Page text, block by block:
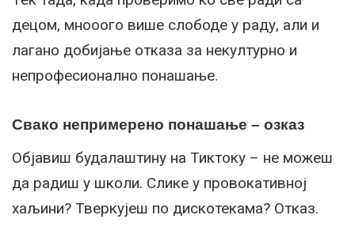
децом, мнооого више слободе у раду, али и
лагано добијање отказа за некултурно и
непрофесионално понашање.
Свако непримерено понашање – озказ
Објавиш будалаштину на Тиктоку – не можеш
да радиш у школи. Слике у провокативној
хаљини? Тверкујеш по дискотекама? Отказ.